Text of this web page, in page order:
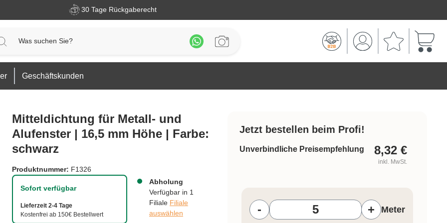
30 Tage Rückgaberecht
Geschäftskunden
Mitteldichtung für Metall- und
Alufenster | 16,5 mm Höhe | Farbe:
schwarz
Produktnummer: F1326
Sofort verfügbar
Lieferzeit 2-4 Tage
Kostenfrei ab 150€ Bestellwert
Abholung
Verfügbar in 1
Filiale Filiale
auswählen
Jetzt bestellen beim Profi!
Unverbindliche Preisempfehlung 8,32 €
inkl. MwSt.
-
+ Meter